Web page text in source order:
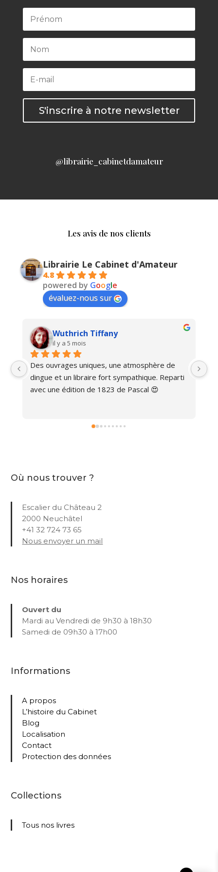
S'inscrire à notre newsletter
@librairie_cabinetdamateur
Les avis de nos clients
Librairie Le Cabinet d'Amateur
4.8
powered by Google
évaluez-nous sur
Wuthrich Tiffany
il y a 5 mois
Des ouvrages uniques, une atmosphère de
dingue et un libraire fort sympathique. Reparti
avec une édition de 1823 de Pascal 😍
Où nous trouver ?
Escalier du Château 2
2000 Neuchâtel
+41 32 724 73 65
Nous envoyer un mail
Nos horaires
Ouvert du
Mardi au Vendredi de 9h30 à 18h30
Samedi de 09h30 à 17h00
Informations
A propos
L’histoire du Cabinet
Blog
Localisation
Contact
Protection des données
Collections
Tous nos livres